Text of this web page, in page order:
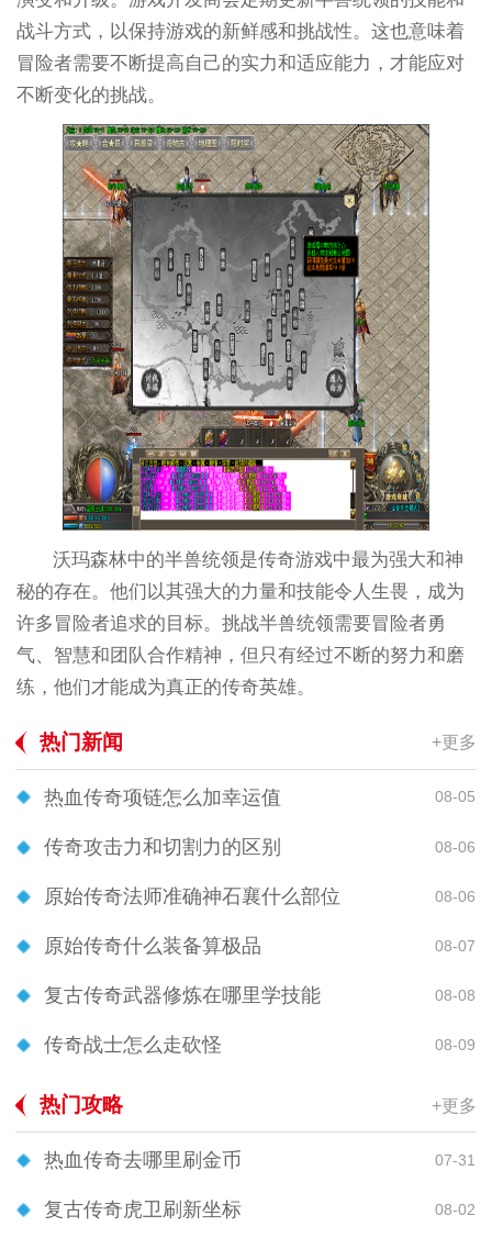
战斗方式，以保持游戏的新鲜感和挑战性。这也意味着
冒险者需要不断提高自己的实力和适应能力，才能应对
不断变化的挑战。
沃玛森林中的半兽统领是传奇游戏中最为强大和神
秘的存在。他们以其强大的力量和技能令人生畏，成为
许多冒险者追求的目标。挑战半兽统领需要冒险者勇
气、智慧和团队合作精神，但只有经过不断的努力和磨
练，他们才能成为真正的传奇英雄。
热门新闻 +更多
热血传奇项链怎么加幸运值 08-05
传奇攻击力和切割力的区别 08-06
原始传奇法师准确神石襄什么部位 08-06
原始传奇什么装备算极品 08-07
复古传奇武器修炼在哪里学技能 08-08
传奇战士怎么走砍怪 08-09
热门攻略 +更多
热血传奇去哪里刷金币 07-31
复古传奇虎卫刷新坐标 08-02